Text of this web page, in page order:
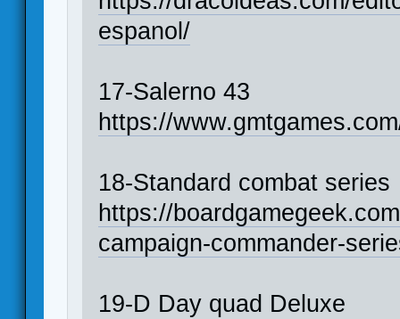
espanol/
17-Salerno 43
https://
18-Standard combat series
https://
campaign-commander-
19-D Day quad Deluxe